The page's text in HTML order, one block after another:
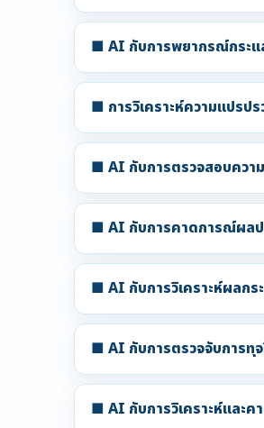
■ AI กับการพยากรณ์กระแ
■ การวิเคราะห์ความแปรป
■ AI กับการตรวจสอบควา
■ AI กับการคาดการณ์ผลป
■ AI กับการวิเคราะห์ผลกร
■ AI กับการตรวจจับการทุ
■ AI กับการวิเคราะห์และค